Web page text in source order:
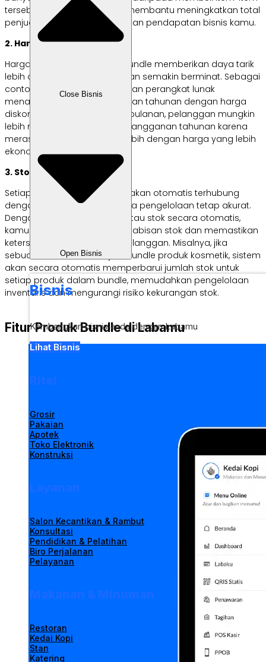
Close Bisnis
Open Bisnis
Bisnis
Kembangkan bisnis anda dengan Labamu
Lihat Bisnis
Ritel
Grosir
Pakaian
Apotek
Toko Elektronik
Konstruksi
Layanan
Salon Kecantikan & Rambut
Konsultasi
Pendidikan & Pelatihan
Biro Perjalanan
Pelayanan
Makanan & Minuman
Restoran
Kedai Kopi
Stan
Katering
tersebut secara terpisah. Ini membantu meningkatkan total
penjualan dan mengoptimalkan pendapatan bisnis kamu.
2. Harga Lebih Menarik
Harga diskon pada produk bundle memberikan daya tarik
lebih dan membuat pelanggan semakin berminat. Sebagai
contoh, jika sebuah perusahaan perangkat lunak
menawarkan bundle langganan tahunan dengan harga
diskon daripada membayar bulanan, pelanggan mungkin
lebih memilih untuk membeli langganan tahunan karena
merasa mendapatkan nilai lebih dengan harga yang lebih
ekonomis.
3. Stok Selalu Terpantau
Setiap produk dalam bundle akan otomatis terhubung
dengan stok barang, sehingga pengelolaan tetap akurat.
Dengan sistem yang memantau stok secara otomatis,
kamu dapat menghindari kehabisan stok dan memastikan
ketersediaan produk untuk pelanggan. Misalnya, jika
sebuah toko online menjual bundle produk kosmetik, sistem
akan secara otomatis memperbarui jumlah stok untuk
setiap produk dalam bundle, memudahkan pengelolaan
inventaris dan mengurangi risiko kekurangan stok.
Fitur Produk Bundle di Labamu